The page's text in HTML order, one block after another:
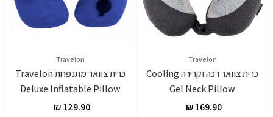
Travelon
כרית צוואר רכה וקרירה Cooling
Gel Neck Pillow
‏169.90 ₪
Travelon
כרית צוואר מתנפחת Travelon
Deluxe Inflatable Pillow
‏129.90 ₪